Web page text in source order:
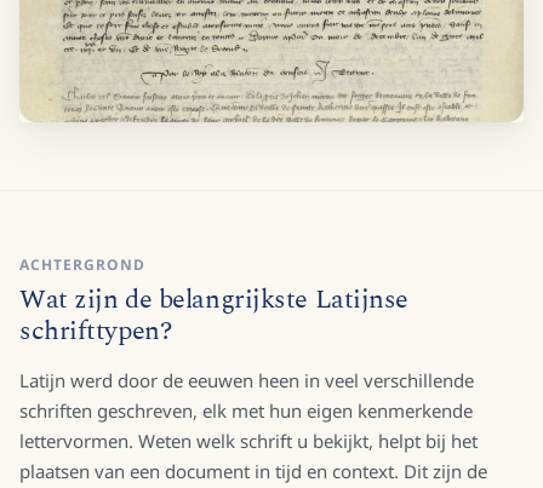
ACHTERGROND
Wat zijn de belangrijkste Latijnse
schrifttypen?
Latijn werd door de eeuwen heen in veel verschillende
schriften geschreven, elk met hun eigen kenmerkende
lettervormen. Weten welk schrift u bekijkt, helpt bij het
plaatsen van een document in tijd en context. Dit zijn de